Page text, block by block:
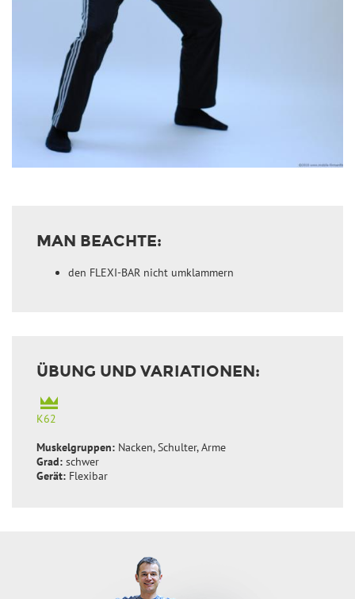
MAN BEACHTE:
den FLEXI-BAR nicht umklammern
ÜBUNG UND VARIATIONEN:
K62
Muskelgruppen: Nacken, Schulter, Arme
Grad: schwer
Gerät: Flexibar